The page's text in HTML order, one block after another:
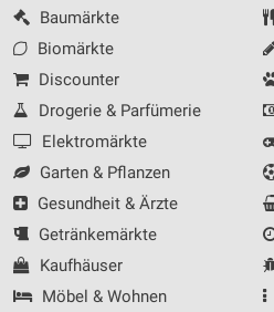
Baumärkte
Biomärkte
Discounter
Drogerie & Parfümerie
Elektromärkte
Garten & Pflanzen
Gesundheit & Ärzte
Getränkemärkte
Kaufhäuser
Möbel & Wohnen